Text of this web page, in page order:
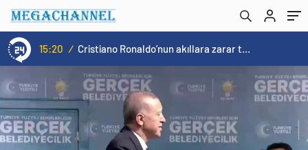
15:20 / Cristiano Ronaldo’nun akıllara zarar tüm kariyerinin istatistiğini çıkardık !